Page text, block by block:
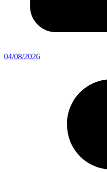
04/08/2026